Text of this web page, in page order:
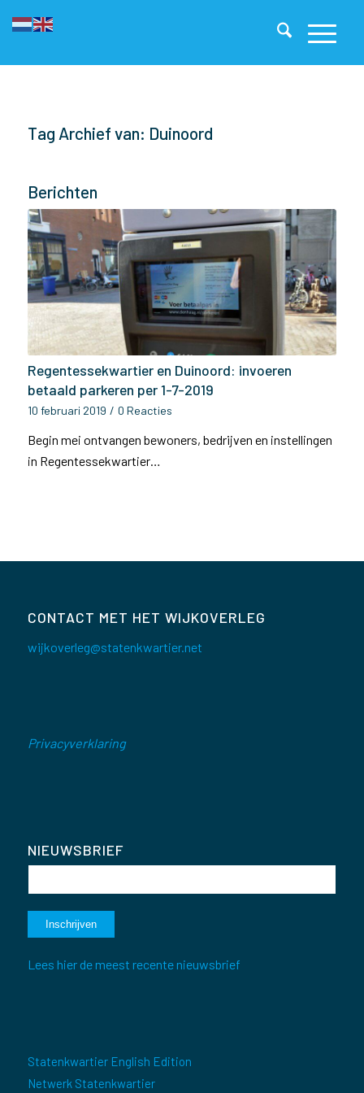
Tag Archief van: Duinoord
Berichten
Regentessekwartier en Duinoord: invoeren
betaald parkeren per 1-7-2019
10 februari 2019 / 0 Reacties
Begin mei ontvangen bewoners, bedrijven en instellingen
in Regentessekwartier…
CONTACT MET HET WIJKOVERLEG
wijkoverleg@statenkwartier.net
Privacyverklaring
NIEUWSBRIEF
Lees hier de meest recente nieuwsbrief
Statenkwartier English Edition
Netwerk Statenkwartier